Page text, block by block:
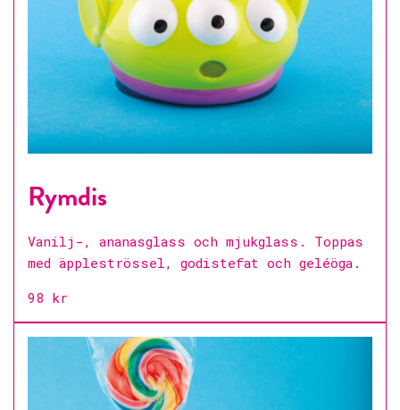
Rymdis
Vanilj-, ananasglass och mjukglass. Toppas
med äppleströssel, godistefat och geléöga.
98 kr